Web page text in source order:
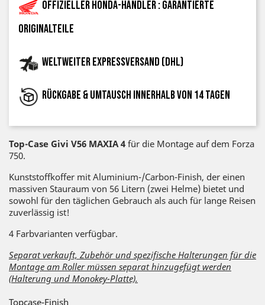
Offizieller Honda-Händler : garantierte
Originalteile
Weltweiter Expressversand (DHL)
Rückgabe & Umtausch innerhalb von 14 Tagen
Top-Case Givi V56 MAXIA 4 für die Montage auf dem Forza
750.
Kunststoffkoffer mit Aluminium-/Carbon-Finish, der einen
massiven Stauraum von 56 Litern (zwei Helme) bietet und
sowohl für den täglichen Gebrauch als auch für lange Reisen
zuverlässig ist!
4 Farbvarianten verfügbar.
Separat verkauft, Zubehör und spezifische Halterungen für die
Montage am Roller müssen separat hinzugefügt werden
(Halterung und Monokey-Platte).
Topcase-Finish